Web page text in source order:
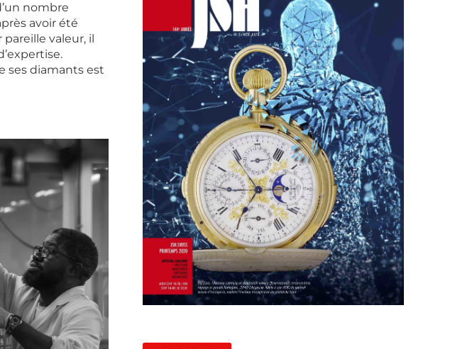
nombre
avoir été
valeur, il
ses diamants est